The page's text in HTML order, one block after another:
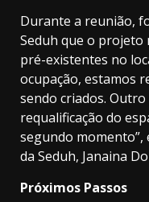
Durante a reunião,
Seduh que o projeto
pré-existentes no
ocupação, estamos
sendo criados.
requalificação do
segundo momento”,
da Seduh, Janaina
Próximos Passos